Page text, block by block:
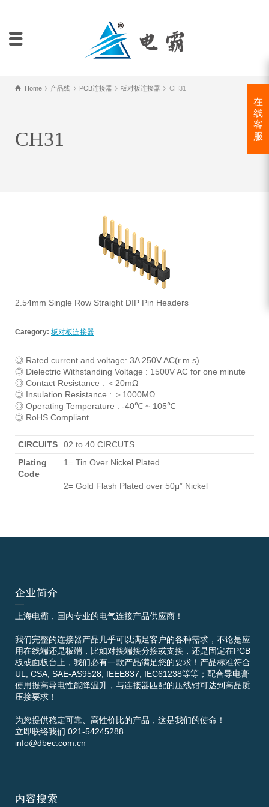
Home 产品线 PCB连接器 板对板连接器 CH31
CH31
2.54mm Single Row Straight DIP Pin Headers
Category: 板对板连接器
◎ Rated current and voltage: 3A 250V AC(r.m.s)
◎ Dielectric Withstanding Voltage : 1500V AC for one minute
◎ Contact Resistance : ＜20mΩ
◎ Insulation Resistance : ＞1000MΩ
◎ Operating Temperature : -40℃ ~ 105℃
◎ RoHS Compliant
CIRCUITS
02 to 40 CIRCUTS
Plating
Code
1= Tin Over Nickel Plated
2= Gold Flash Plated over 50μ” Nickel
在
线
客
服
企业简介
上海电霸，国内专业的电气连接产品供应商！
我们完整的连接器产品几乎可以满足客户的各种需求，不论是应
用在线端还是板端，比如对接端接分接或支接，还是固定在PCB
板或面板台上，我们必有一款产品满足您的要求！产品标准符合
UL, CSA, SAE-AS9528, IEEE837, IEC61238等等；配合导电膏
使用提高导电性能降温升，与连接器匹配的压线钳可达到高品质
压接要求！
为您提供稳定可靠、高性价比的产品，这是我们的使命！
立即联络我们 021-54245288
info@dbec.com.cn
内容搜索